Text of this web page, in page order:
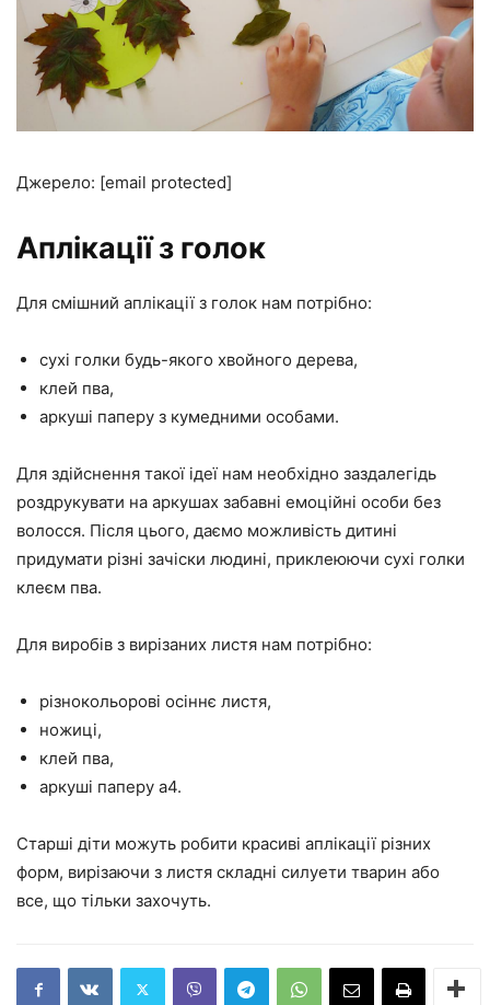
Джерело: [email protected]
Аплікації з голок
Для смішний аплікації з голок нам потрібно:
сухі голки будь-якого хвойного дерева,
клей пва,
аркуші паперу з кумедними особами.
Для здійснення такої ідеї нам необхідно заздалегідь
роздрукувати на аркушах забавні емоційні особи без
волосся. Після цього, даємо можливість дитині
придумати різні зачіски людині, приклеюючи сухі голки
клеєм пва.
Для виробів з вирізаних листя нам потрібно:
різнокольорові осіннє листя,
ножиці,
клей пва,
аркуші паперу а4.
Старші діти можуть робити красиві аплікації різних
форм, вирізаючи з листя складні силуети тварин або
все, що тільки захочуть.